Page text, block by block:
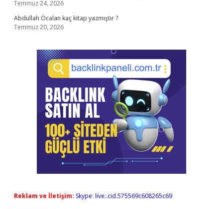
Temmuz 24, 2026
Abdullah Öcalan kaç kitap yazmıştır ?
Temmuz 20, 2026
Reklam ve İletişim: Skype: live:.cid.575569c608265c69